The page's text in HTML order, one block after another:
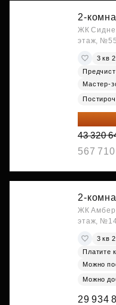
2-
ЖК
этаж,
3 кв
Мастер-
28 158
43 320
567 710
2-
ЖК Амбер
этаж,
3 кв
Платите
Можно
Можно
29 934